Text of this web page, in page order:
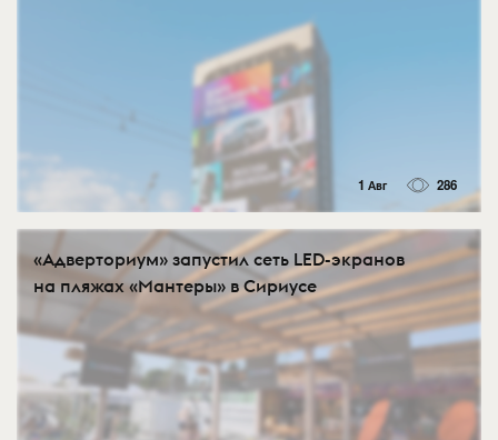
1 Авг 286
«Адверториум» запустил сеть LED-экранов
на пляжах «Мантеры» в Сириусе